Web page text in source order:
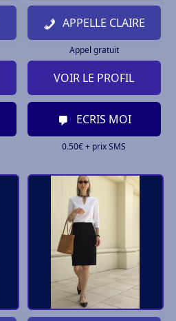
APPELLE CLAIRE
Appel gratuit
VOIR LE PROFIL
ECRIS MOI
0.50€ + prix SMS